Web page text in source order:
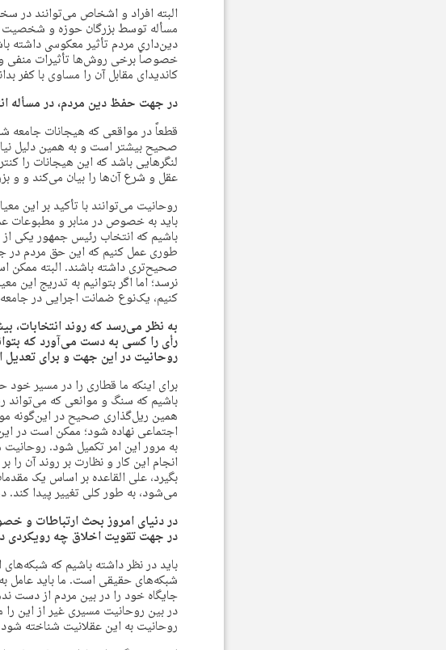
البته افراد و اشخاص می‌توانند در
مسأله توسط بزرگان حوزه و شخصیت
دین‌داری مردم تأثیر معکوسی داشته
خصوصاً برخی روش‌ها تأثیرات منفی و
کاندیدای مقابل آن را مساوی با کفر
در جهت حفظ دین مردم، در مسأله
قطعاً در مواقعی که هیجانات
صحیح بیشتر است و به همین دلیل
لنگرهایی باشد که این هیجانات را
عقل و شرع آن‌ها را بیان می‌کند و و
روحانیت می‌توانند با تأکید بر این
باید به خصوص در منابر و مطبوعات
باشیم که انتخاب رئیس جمهور یکی
طوری عمل کنیم که این حق مردم در
صحیح‌تری داشته باشند. البته
نرسد؛ اما اگر بتوانیم به تدریج این
کنیم، یک‌نوع ضمانت اجرایی در
به نظر می‌رسد که روند انتخابات،
رأی را کسی به دست می‌آورد که
روحانیت در این جهت و برای تعدیل
برای اینکه ما قطاری را در مسیر خود
باشیم که سنگ و موانعی که می‌تواند
همین ریل‌گذاری صحیح در این‌گونه
به مرور این امر تکمیل شود.
انجام این کار و نظارت بر روند آن
بگیرد، علی القاعده بر اساس یک
می‌شود، به طور کلی تغییر پیدا
در دنیای امروز بحث ارتباطات و
در جهت تقویت اخلاق چه رویکردی
باید در نظر داشته باشیم که
شبکه‌های حقیقی است. ما باید عامل
جایگاه خود را در بین مردم از دست
در بین روحانیت مسیری غیر از این
روحانیت به این عقلانیت شناخته